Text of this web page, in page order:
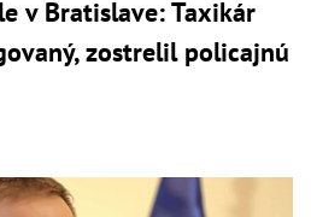
v Bratislave: Taxikár
zostrelil policajnú